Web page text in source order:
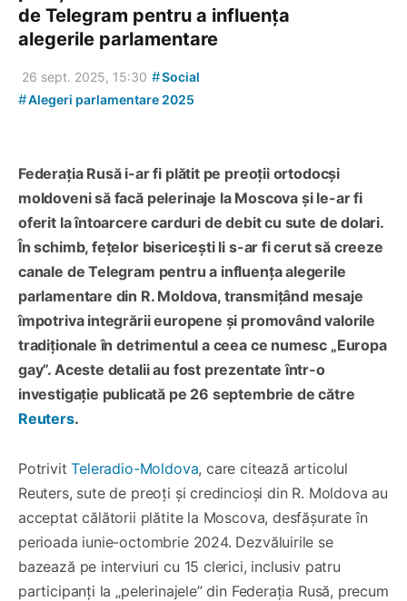
de Telegram pentru a influența
alegerile parlamentare
26 sept. 2025, 15:30 #Social
#Alegeri parlamentare 2025
Federația Rusă i-ar fi plătit pe preoții ortodocși
moldoveni să facă pelerinaje la Moscova și le-ar fi
oferit la întoarcere carduri de debit cu sute de dolari.
În schimb, fețelor bisericești li s-ar fi cerut să creeze
canale de Telegram pentru a influența alegerile
parlamentare din R. Moldova, transmițând mesaje
împotriva integrării europene și promovând valorile
tradiționale în detrimentul a ceea ce numesc „Europa
gay”. Aceste detalii au fost prezentate într-o
investigație publicată pe 26 septembrie de către
Reuters.
PotrivitTeleradio-Moldova, care citează articolul
Reuters, sute de preoți și credincioși din R. Moldova au
acceptat călătorii plătite la Moscova, desfășurate în
perioada iunie-octombrie 2024. Dezvăluirile se
bazează pe interviuri cu 15 clerici, inclusiv patru
participanți la „pelerinajele” din Federația Rusă, precum